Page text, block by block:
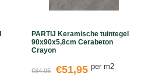
PARTIJ Keramische tuintegel
90x90x5,8cm Cerabeton
Crayon
€84,95 €51,95 per m2